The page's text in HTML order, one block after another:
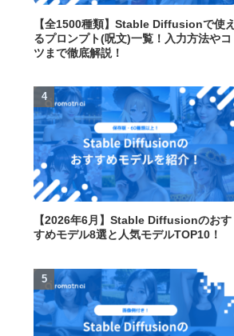
【全1500種類】Stable Diffusionで使え
るプロンプト(呪文)一覧！入力方法やコ
ツまで徹底解説！
【2026年6月】Stable Diffusionのおす
すめモデル8選と人気モデルTOP10！